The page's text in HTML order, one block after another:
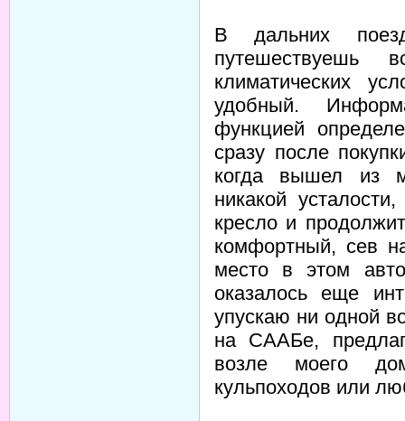
В дальних
климатических
удобный.
функцией
сразу после
когда вышел из
никакой
кресло и
комфортный, сев
место в этом
оказалось еще
упускаю ни одной
на СААБе,
возле моего
кульпоходов или